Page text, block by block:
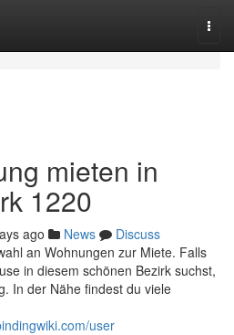
mieten in
1220
ago News
Discuss
an Wohnungen zur Miete. Falls
in diesem schönen Bezirk suchst,
In der Nähe findest du viele
user